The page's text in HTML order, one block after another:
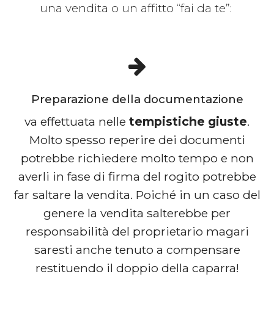
una vendita o un affitto “fai da te”:
Preparazione della documentazione
va effettuata nelle tempistiche giuste.
Molto spesso reperire dei documenti
potrebbe richiedere molto tempo e non
averli in fase di firma del rogito potrebbe
far saltare la vendita. Poiché in un caso del
genere la vendita salterebbe per
responsabilità del proprietario magari
saresti anche tenuto a compensare
restituendo il doppio della caparra!